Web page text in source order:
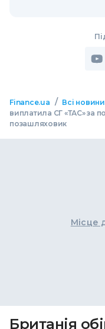
Finance.ua / Всі новини
виплатила СГ «ТАС» за
позашляховик
Місце
Британія